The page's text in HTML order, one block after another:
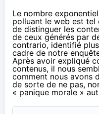
Le nombre
polluant le web est tel
de distinguer les
de ceux générés par
contrario, identifié
cadre de notre
Après avoir expliqué
contenus, il nous
comment nous avons
de sorte de ne pas,
« panique morale »